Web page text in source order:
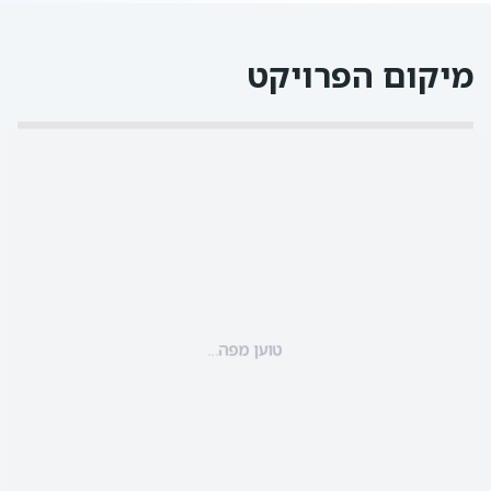
מיקום הפרויקט
טוען מפה...